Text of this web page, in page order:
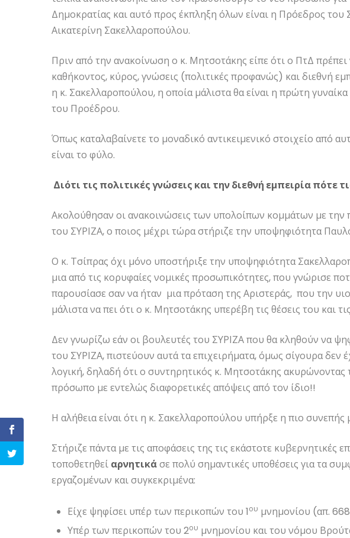
Δημοκρατίας και αυτό προς έκπληξη όλων είναι η Πρόεδρος του
Αικατερίνη Σακελλαροπούλου.
Πριν από την ανακοίνωση ο κ. Μητσοτάκης είπε ότι ο ΠτΔ πρέπει
καθήκοντος, κύρος, γνώσεις (πολιτικές προφανώς) και διεθνή
η κ. Σακελλαροπούλου, η οποία μάλιστα θα είναι η πρώτη
του Προέδρου.
Όπως καταλαβαίνετε το μοναδικό αντικειμενικό στοιχείο από
είναι το φύλο.
Διότι τις πολιτικές γνώσεις και την διεθνή εμπειρία πότε
Ακολούθησαν οι ανακοινώσεις των υπολοίπων κομμάτων με
του ΣΥΡΙΖΑ, ο ποιος μέχρι τώρα στήριζε την υποψηφιότητα
Ο κ. Τσίπρας όχι μόνο υποστήριξε την υποψηφιότητα
μια από τις κορυφαίες νομικές προσωπικότητες, που γνώρισε
παρουσίασε σαν να ήταν μια πρόταση της Αριστεράς, που την
μάλιστα να πει ότι ο κ. Μητσοτάκης υπερέβη τις θέσεις του και
Δεν γνωρίζω εάν οι βουλευτές του ΣΥΡΙΖΑ που θα κληθούν να
του ΣΥΡΙΖΑ, πιστεύουν αυτά τα επιχειρήματα, όμως σίγουρα δεν
λογική, δηλαδή ότι ο συντηρητικός κ. Μητσοτάκης ακυρώνοντας
πρόσωπο με εντελώς διαφορετικές απόψεις από τον ίδιο!!
Η αλήθεια είναι ότι η κ. Σακελλαροπούλου υπήρξε η πιο συνεπής
Στήριζε πάντα με τις αποφάσεις της τις εκάστοτε κυβερνητικές
τοποθετηθεί αρνητικάσε πολύ σημαντικές υποθέσεις για τα
εργαζομένων και συγκεκριμένα:
Είχε ψηφίσει υπέρ των περικοπών του 1ου μνημονίου (απ.
Υπέρ των περικοπών του 2ου μνημονίου και του νόμου